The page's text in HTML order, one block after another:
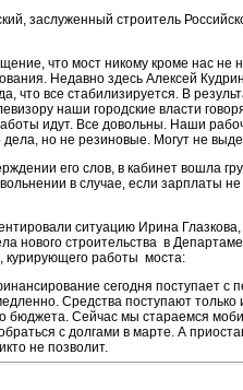
заслуженный строитель
что мост никому кроме нас не
Недавно здесь Алексей
что все стабилизируется. В
наши городские власти
идут. Все довольны. Наши
дела, но не резиновые. Могут не
его слов, в кабинет вошла
в случае, если зарплаты не
ситуацию Ирина
нового строительства в
курирующего работы моста:
сегодня поступает с
Средства поступают только
бюджета. Сейчас мы стараемся
с долгами в марте. А
не позволит.